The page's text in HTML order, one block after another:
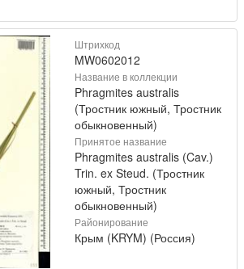
Штрихкод
MW0602012
Название в коллекции
Phragmites australis
(Тростник южный, Тростник
обыкновенный)
Принятое название
Phragmites australis (Cav.)
Trin. ex Steud. (Тростник
южный, Тростник
обыкновенный)
Районирование
Крым (KRYM) (Россия)